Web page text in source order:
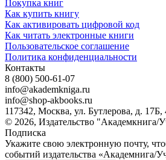
Покупка книг
Как купить книгу
Как активировать цифровой код
Как читать электронные книги
Пользовательское соглашение
Политика конфиденциальности
Контакты
8 (800) 500-61-07
info@akademkniga.ru
info@shop-akbooks.ru
117342, Москва, ул. Бутлерова, д.
© 2026, Издательство "Академкнига/
Подписка
Укажите свою электронную почту,
событий издательства «Академнига/